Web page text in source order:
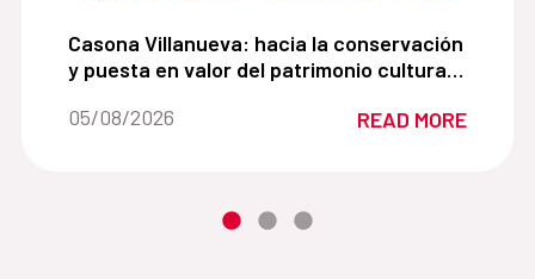
impulsar la recuperación del espacio público en
Casona Villanueva: hacia la conservación y
Casona Villanueva: hacia la conservación
y puesta en valor del patrimonio cultural
Date of the news::
05/08/2026 READ MORE